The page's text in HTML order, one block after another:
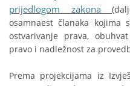
prijedlogom zakona
osamnaest članaka
ostvarivanje prava,
pravo i nadležnost za
Prema projekcijama iz